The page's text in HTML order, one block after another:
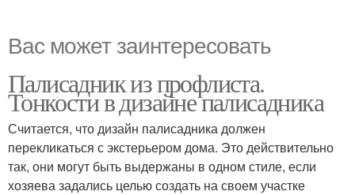
Вас может заинтересовать
Палисадник из профлиста.
Тонкости в дизайне палисадника
Считается, что дизайн палисадника должен
перекликаться с экстерьером дома. Это действительно
так, они могут быть выдержаны в одном стиле, если
хозяева задались целью создать на своем участке